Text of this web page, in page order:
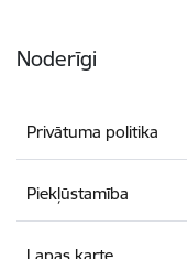
Noderīgi
Privātuma politika
Piekļūstamība